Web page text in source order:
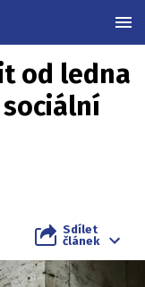
od ledna
Sdílet
článek